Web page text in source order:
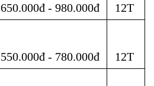
650.000đ - 980.000đ 12T
550.000đ - 780.000đ 12T